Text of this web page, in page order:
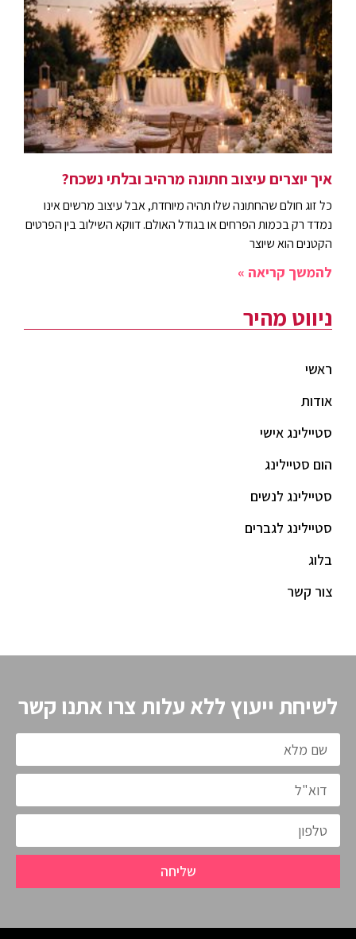
איך יוצרים עיצוב חתונה מרהיב ובלתי נשכח?
כל זוג חולם שהחתונה שלו תהיה מיוחדת, אבל עיצוב מרשים אינו
נמדד רק בכמות הפרחים או בגודל האולם. דווקא השילוב בין הפרטים
הקטנים הוא שיוצר
להמשך קריאה »
ניווט מהיר
ראשי
אודות
סטיילינג אישי
הום סטיילינג
סטיילינג לנשים
סטיילינג לגברים
בלוג
צור קשר
לשיחת ייעוץ ללא עלות צרו אתנו קשר
שליחה